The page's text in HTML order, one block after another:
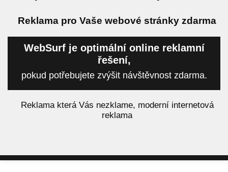
Reklama pro Vaše webové stránky zdarma
WebSurf je optimální online reklamní
řešení,
pokud potřebujete zvýšit návštěvnost zdarma.
Reklama která Vás nezklame, moderní internetová
reklama